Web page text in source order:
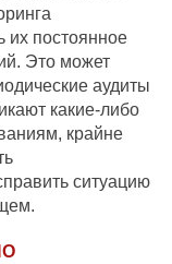
их постоянное
Это может
аудиты
какие-либо
крайне
ситуацию